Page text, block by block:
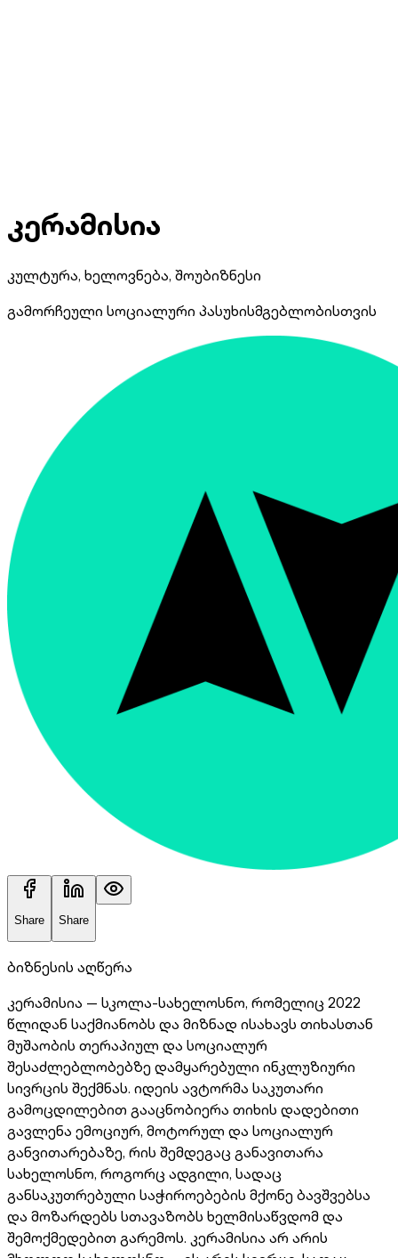
კერამისია
კულტურა, ხელოვნება, შოუბიზნესი
გამორჩეული სოციალური პასუხისმგებლობისთვის
Share Share
ბიზნესის აღწერა
კერამისია — სკოლა-სახელოსნო, რომელიც 2022
წლიდან საქმიანობს და მიზნად ისახავს თიხასთან
მუშაობის თერაპიულ და სოციალურ
შესაძლებლობებზე დამყარებული ინკლუზიური
სივრცის შექმნას. იდეის ავტორმა საკუთარი
გამოცდილებით გააცნობიერა თიხის დადებითი
გავლენა ემოციურ, მოტორულ და სოციალურ
განვითარებაზე, რის შემდეგაც განავითარა
სახელოსნო, როგორც ადგილი, სადაც
განსაკუთრებული საჭიროებების მქონე ბავშვებსა
და მოზარდებს სთავაზობს ხელმისაწვდომ და
შემოქმედებით გარემოს. კერამისია არ არის